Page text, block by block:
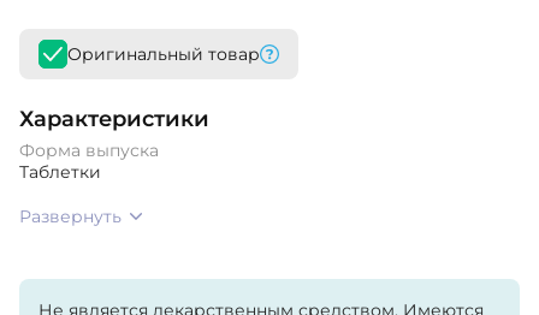
Оригинальный товар
Характеристики
Форма выпуска
Таблетки
Развернуть
Не является лекарственным средством. Имеются